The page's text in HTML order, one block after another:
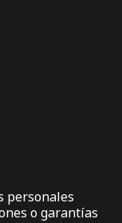
personales
o garantías